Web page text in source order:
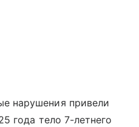
нарушения привели
года тело 7-летнего